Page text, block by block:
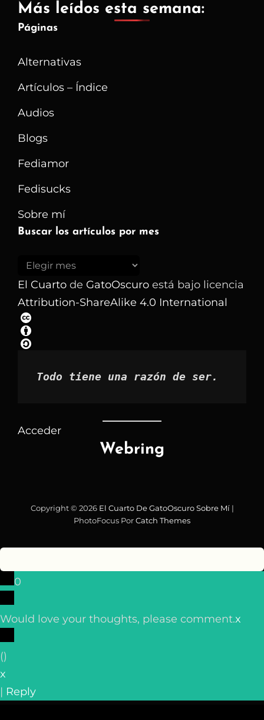
Más leídos esta semana:
Páginas
Alternativas
Artículos – Índice
Audios
Blogs
Fediamor
Fedisucks
Sobre mí
Buscar los artículos por mes
Buscar
los
artículos
por
mes
El Cuarto de GatoOscuro está bajo licencia
Attribution-ShareAlike 4.0 International
Todo tiene una razón de ser.
Acceder
Webring
Copyright © 2026 El Cuarto De GatoOscuro Sobre Mí|
PhotoFocus PorCatch Themes
0
Would love your thoughts, please comment.x
()
x
| Reply